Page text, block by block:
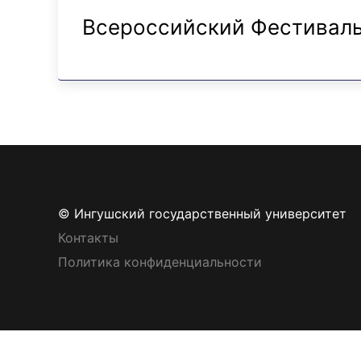
Всероссийский
© Ингушский государственный университет
Контакты
Политика конфиденциальности